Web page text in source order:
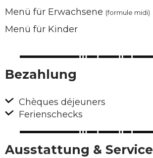
Menü für Erwachsene (formule midi)
Menü für Kinder
Bezahlung
Chèques déjeuners
Ferienschecks
Ausstattung & Service